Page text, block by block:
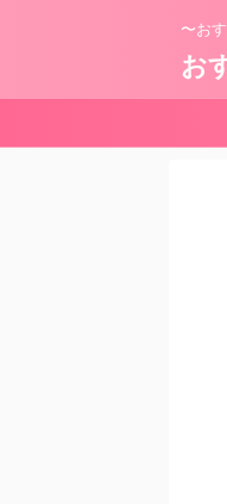
〜お
お